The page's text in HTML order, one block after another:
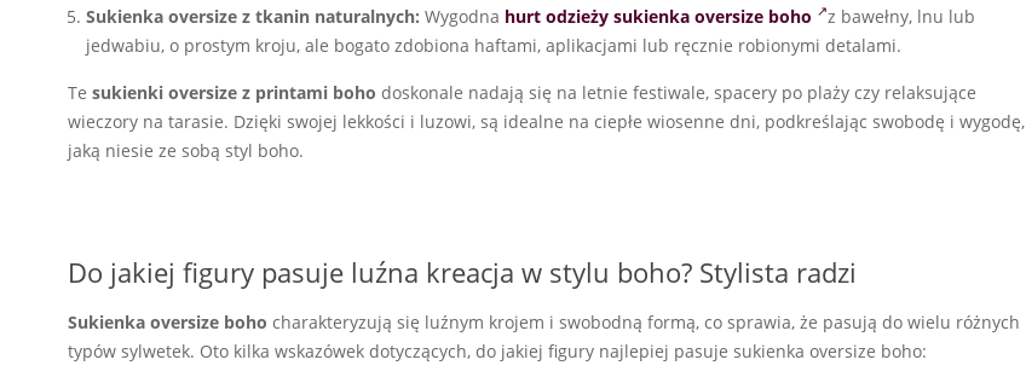
Sukienka oversize z tkanin naturalnych: Wygodna hurt odzieży sukienka oversize boho
z bawełny, lnu lub
jedwabiu, o prostym kroju, ale bogato zdobiona haftami, aplikacjami lub ręcznie robionymi detalami.
Te sukienki oversize z printami boho doskonale nadają się na letnie festiwale, spacery po plaży czy relaksujące
wieczory na tarasie. Dzięki swojej lekkości i luzowi, są idealne na ciepłe wiosenne dni, podkreślając swobodę i wygodę,
jaką niesie ze sobą styl boho.
Do jakiej figury pasuje luźna kreacja w stylu boho? Stylista radzi
Sukienka oversize boho charakteryzują się luźnym krojem i swobodną formą, co sprawia, że pasują do wielu różnych
typów sylwetek. Oto kilka wskazówek dotyczących, do jakiej figury najlepiej pasuje sukienka oversize boho: